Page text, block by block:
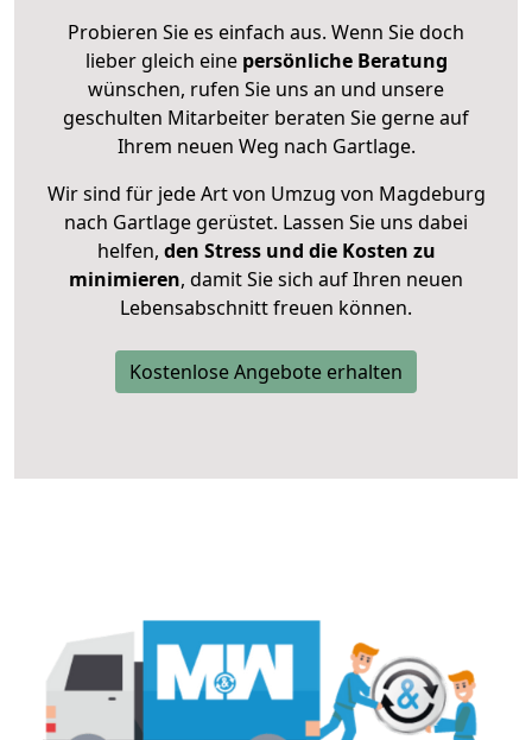
Probieren Sie es einfach aus. Wenn Sie doch
lieber gleich eine persönliche Beratung
wünschen, rufen Sie uns an und unsere
geschulten Mitarbeiter beraten Sie gerne auf
Ihrem neuen Weg nach Gartlage.
Wir sind für jede Art von Umzug von Magdeburg
nach Gartlage gerüstet. Lassen Sie uns dabei
helfen, den Stress und die Kosten zu
minimieren, damit Sie sich auf Ihren neuen
Lebensabschnitt freuen können.
Kostenlose Angebote erhalten